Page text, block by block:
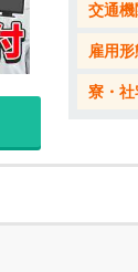
交通機
雇用形
寮・社